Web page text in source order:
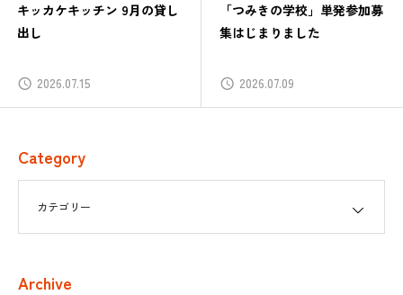
「つみきの学校」単発参加募
集はじまりました
2026.07.09
つみきの学校番外編「ローカ
ルではじめる／ローカルでつ
2026.06.30
Category
Archive